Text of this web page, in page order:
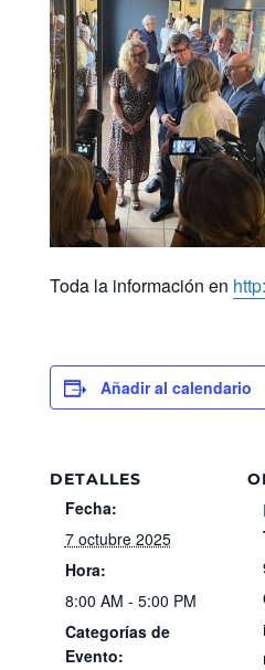
Toda la información en
Añadir al calendario
DETALLES
Fecha:
7 octubre 2025
Hora:
8:00 AM - 5:00 PM
Categorías de
Evento: